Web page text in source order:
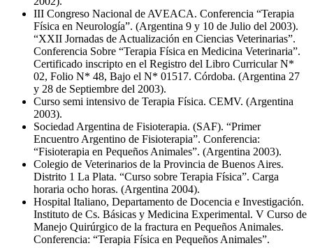
III Congreso Nacional de AVEACA. Conferencia “Terapia
Física en Neurología”. (Argentina 9 y 10 de Julio del 2003).
“XXII Jornadas de Actualización en Ciencias Veterinarias”.
Conferencia Sobre “Terapia Física en Medicina Veterinaria”.
Certificado inscripto en el Registro del Libro Curricular N*
02, Folio N* 48, Bajo el N* 01517. Córdoba. (Argentina 27
y 28 de Septiembre del 2003).
Curso semi intensivo de Terapia Física. CEMV. (Argentina
2003).
Sociedad Argentina de Fisioterapia. (SAF). “Primer
Encuentro Argentino de Fisioterapia”. Conferencia:
“Fisioterapia en Pequeños Animales”. (Argentina 2003).
Colegio de Veterinarios de la Provincia de Buenos Aires.
Distrito 1 La Plata. “Curso sobre Terapia Física”. Carga
horaria ocho horas. (Argentina 2004).
Hospital Italiano, Departamento de Docencia e Investigación.
Instituto de Cs. Básicas y Medicina Experimental. V Curso de
Manejo Quirúrgico de la fractura en Pequeños Animales.
Conferencia: “Terapia Física en Pequeños Animales”.